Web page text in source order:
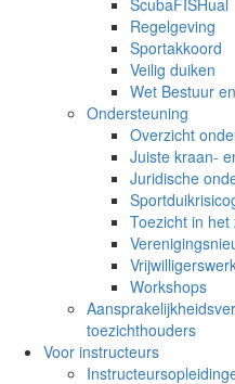
ScubaFISHual
Regelgeving
Sportakkoord
Veilig duiken
Wet Bestuur
Ondersteuning
Overzicht
Juiste kraan-
Juridische
Toezicht in het
Workshops
toezichthouders
Voor instructeurs